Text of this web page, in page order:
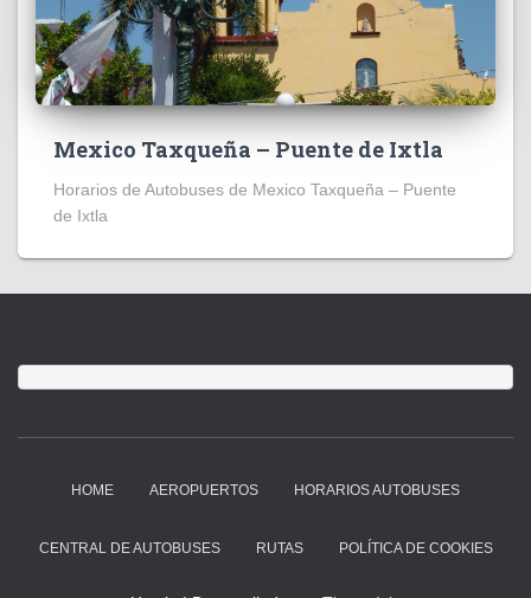
Mexico Taxqueña – Puente de Ixtla
Horarios de Autobuses de Mexico Taxqueña – Puente
de Ixtla
HOME AEROPUERTOS HORARIOS AUTOBUSES
CENTRAL DE AUTOBUSES RUTAS POLÍTICA DE COOKIES